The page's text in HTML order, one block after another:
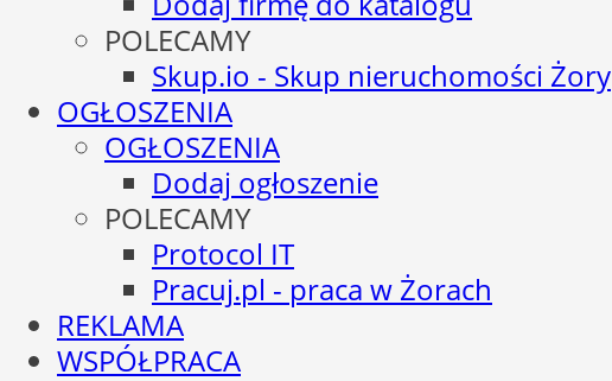
POLECAMY
Skup.io - Skup nieruchomości Żory
OGŁOSZENIA
OGŁOSZENIA
Dodaj ogłoszenie
POLECAMY
Protocol IT
Pracuj.pl - praca w Żorach
REKLAMA
WSPÓŁPRACA